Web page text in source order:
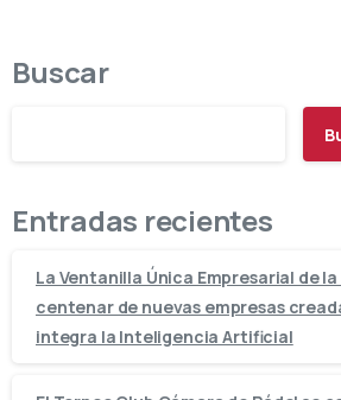
Buscar
Entradas recientes
La Ventanilla Única Empresarial de
centenar de nuevas empresas
integra la Inteligencia Artificial